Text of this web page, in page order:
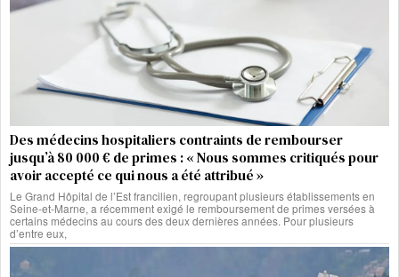
Des médecins hospitaliers contraints de rembourser
jusqu’à 80 000 € de primes : « Nous sommes critiqués pour
avoir accepté ce qui nous a été attribué »
Le Grand Hôpital de l’Est francilien, regroupant plusieurs établissements en
Seine-et-Marne, a récemment exigé le remboursement de primes versées à
certains médecins au cours des deux dernières années. Pour plusieurs
d’entre eux,